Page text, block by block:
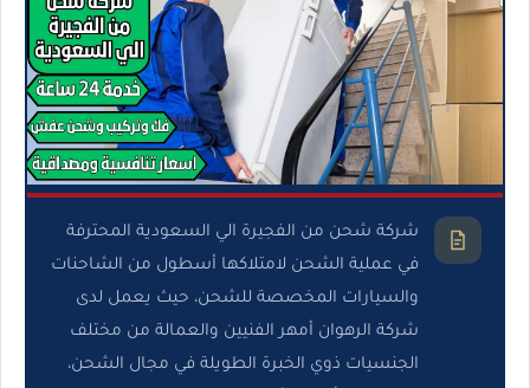
شركة شحن من الفجيرة الي السعودية المحترفة
في عملية الشحن لامتلاكها أسطول من الشاحنات
والسيارات المخصصة للشحن، حيث يعمل لدى
شركة الرهوان أمهر الفنيين والعمالة من مختلف
الجنسيات ذوي الخبرة الطويلة في مجال الشحن،